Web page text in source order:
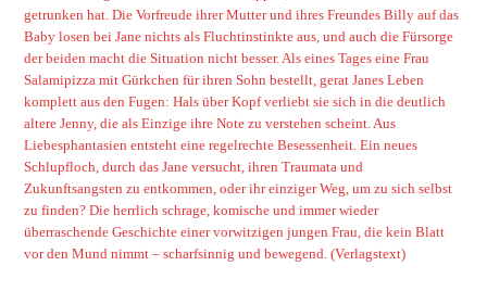
getrunken hat. Die Vorfreude ihrer Mutter und ihres Freundes Billy auf das
Baby losen bei Jane nichts als Fluchtinstinkte aus, und auch die Fürsorge
der beiden macht die Situation nicht besser. Als eines Tages eine Frau
Salamipizza mit Gürkchen für ihren Sohn bestellt, gerat Janes Leben
komplett aus den Fugen: Hals über Kopf verliebt sie sich in die deutlich
altere Jenny, die als Einzige ihre Note zu verstehen scheint. Aus
Liebesphantasien entsteht eine regelrechte Besessenheit. Ein neues
Schlupfloch, durch das Jane versucht, ihren Traumata und
Zukunftsangsten zu entkommen, oder ihr einziger Weg, um zu sich selbst
zu finden? Die herrlich schrage, komische und immer wieder
überraschende Geschichte einer vorwitzigen jungen Frau, die kein Blatt
vor den Mund nimmt – scharfsinnig und bewegend. (Verlagstext)